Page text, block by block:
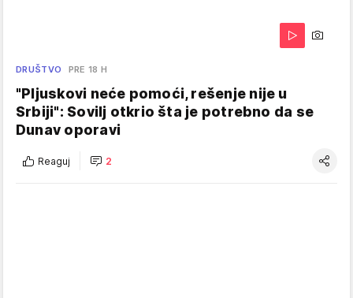
DRUŠTVO PRE 18 H
"Pljuskovi neće pomoći, rešenje nije u
Srbiji": Sovilj otkrio šta je potrebno da se
Dunav oporavi
Reaguj 2